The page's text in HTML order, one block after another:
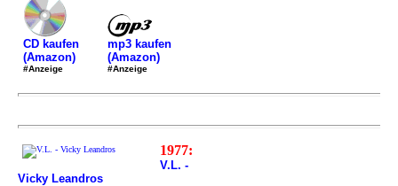
CD kaufen
(Amazon)
#Anzeige
mp3 kaufen
(Amazon)
#Anzeige
1977:
V.L. -
Vicky Leandros